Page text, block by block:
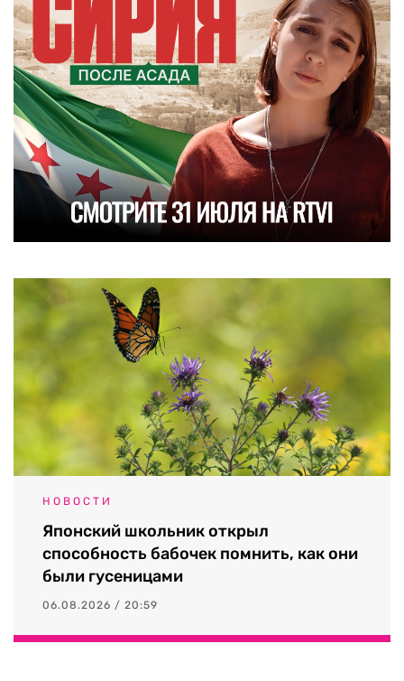
НОВОСТИ
Японский школьник открыл
способность бабочек помнить, как они
были гусеницами
06.08.2026 / 20:59